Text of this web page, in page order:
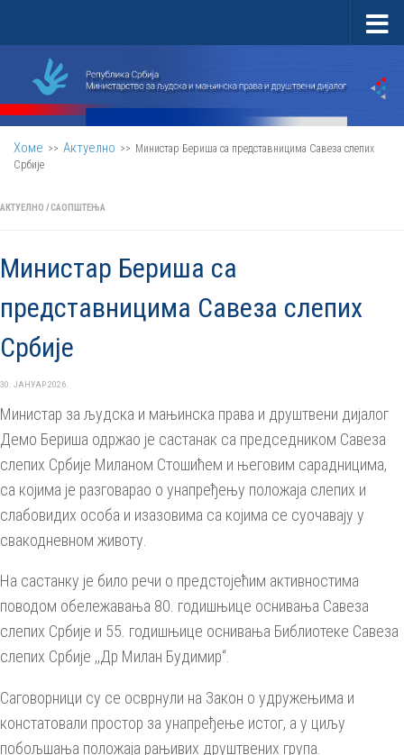
Хоме >> Актуелно >> Министар Бериша са представницима Савеза слепих
Србије
АКТУЕЛНО /САОПШТЕЊА
Министар Бериша са
представницима Савеза слепих
Србије
30. ЈАНУАР 2026.
Министар за људска и мањинска права и друштвени дијалог
Демо Бериша одржао је састанак са председником Савеза
слепих Србије Миланом Стошићем и његовим сарадницима,
са којима је разговарао о унапређењу положаја слепих и
слабовидих особа и изазовима са којима се суочавају у
свакодневном животу.
На састанку је било речи о предстојећим активностима
поводом обележавања 80. годишњице оснивања Савеза
слепих Србије и 55. годишњице оснивања Библиотеке Савеза
слепих Србије ,,Др Милан Будимир“.
Саговорници су се осврнули на Закон о удружењима и
констатовали простор за унапређење истог, а у циљу
побољшања положаја рањивих друштвених група.